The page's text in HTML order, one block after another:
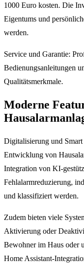
1000 Euro kosten. Die
Eigentums und
werden.
Service und Garantie:
Bedienungsanleitungen
Qualitätsmerkmale.
Moderne
Digitalisierung und
Entwicklung von
Integration von KI-
Fehlalarmreduzierung,
und klassifiziert werden.
Zudem bieten viele
Aktivierung oder
Bewohner im Haus oder
Home Assistant-